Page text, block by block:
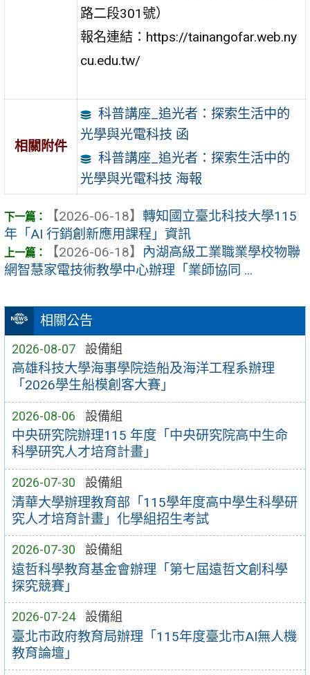
相關公告
2026-08-07 設備組
高雄科技大學海事學院造船及海洋工程系辦理
「2026學生船模創客大賽」
2026-08-06 設備組
中央研究院辦理115 年度「中央研究院高中生命
科學研究人才培育計畫」
2026-07-30 設備組
清華大學辦理教育部「115學年度高中學生科學研
究人才培育計畫」化學組招生考試
2026-07-30 設備組
遠哲科學教育基金會辦理「第七屆遠哲文創科學
探究競賽」
2026-07-24 設備組
臺北市政府教育局辦理「115年度臺北市AI無人機
教育論壇」
路二段301號）
報名連結：https://tainangofar.web.ny
cu.edu.tw/
相關附件
科普講座_追光者：探索生活中的
光學與光電科技 函
科普講座_追光者：探索生活中的
光學與光電科技 海報
【2026-06-18】 轉知國立臺北科技大學115
年「AI 行銷創新應用課程」資訊
【2026-06-18】 內湖高級工業職業學校物聯
網智慧家電技術教學中心辦理「業師協同 ...